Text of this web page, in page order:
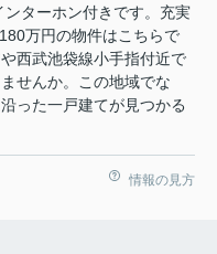
ターホン付きです。充実
万円の物件はこちらで
西武池袋線小手指付近で
せんか。この地域でな
った一戸建てが見つかる
情報の見方